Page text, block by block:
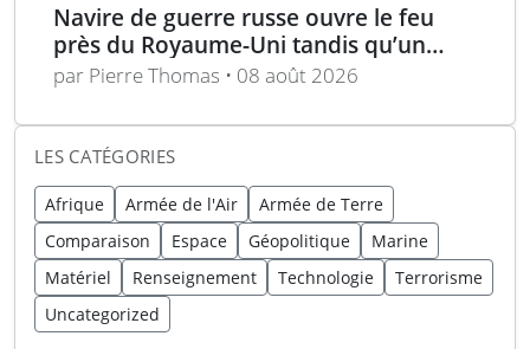
Navire de guerre russe ouvre le feu
près du Royaume-Uni tandis qu’un
bateau britannique se rapproche
par Pierre Thomas • 08 août 2026
LES CATÉGORIES
Afrique Armée de l'Air
Armée de Terre
Comparaison
Espace Géopolitique
Marine
Matériel
Renseignement Technologie
Terrorisme
Uncategorized